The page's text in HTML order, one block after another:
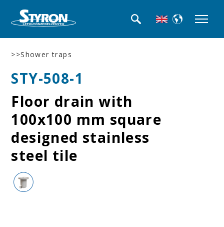
>>Shower traps
STY-508-1
Floor drain with
100x100 mm square
designed stainless
steel tile